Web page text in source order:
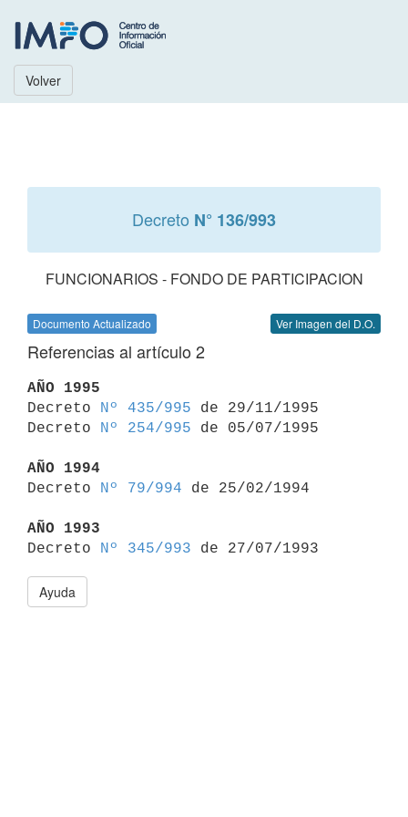
Volver
Decreto N° 136/993
FUNCIONARIOS - FONDO DE PARTICIPACION
Documento Actualizado Ver Imagen del D.O.
Referencias al artículo 2
AÑO 1995
Decreto
Nº 435/995 de 29/11/1995
Decreto
Nº 254/995 de 05/07/1995
AÑO 1994
Decreto
Nº 79/994 de 25/02/1994
AÑO 1993
Decreto
Nº 345/993
Ayuda